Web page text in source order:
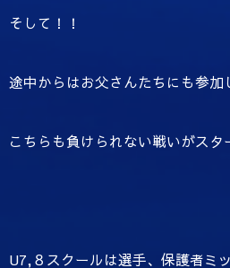
そして！！
途中からはお父さんたちにも参加
こちらも負けられない戦いがスタ
U7,８スクールは選手、保護者ミ